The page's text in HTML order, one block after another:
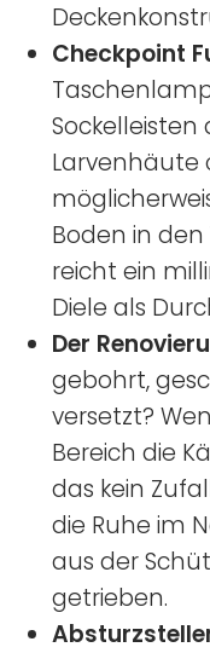
Checkpoint
Sockelleisten
Larvenhäute
Boden in
reicht ein
Diele als
Der
gebohrt,
versetzt?
Bereich die
das kein
die Ruhe im
aus der
getrieben.